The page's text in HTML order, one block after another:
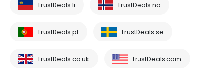
TrustDeals.li TrustDeals.no
TrustDeals.pt TrustDeals.se
TrustDeals.co.uk TrustDeals.com